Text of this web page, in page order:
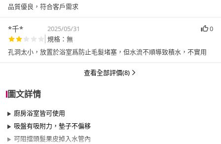
品質優良，符合客戶需求
*千* 2025/05/31
0
規格：無
孔洞太小，放置於浴室爲防止毛髮堵塞，但水流不順導致積水，不實用
查看全部評價(8)
圖文詳情
廚房浴室皆可使用
吸盤有吸附力，墊子不偏移
可阻擋頭髮果皮掉入水管內